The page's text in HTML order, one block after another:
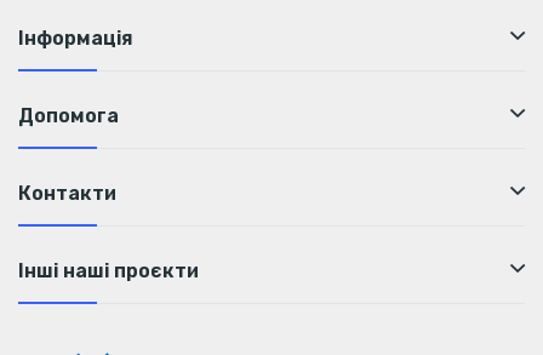
Інформація
Допомога
Контакти
Інші наші проєкти